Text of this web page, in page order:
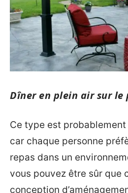
Dîner en plein air sur le
Ce type est
car chaque personne
repas dans un
vous pouvez être sûr que
conception